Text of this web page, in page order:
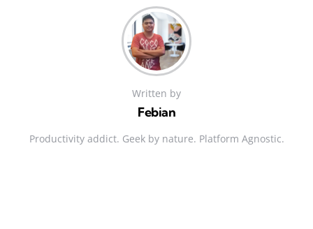
Written by
Febian
Productivity addict. Geek by nature. Platform Agnostic.